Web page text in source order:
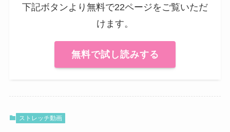
下記ボタンより無料で22ページをご覧いただ
けます。
無料で試し読みする
ストレッチ動画